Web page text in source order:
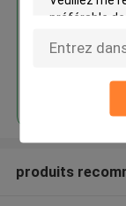
produits